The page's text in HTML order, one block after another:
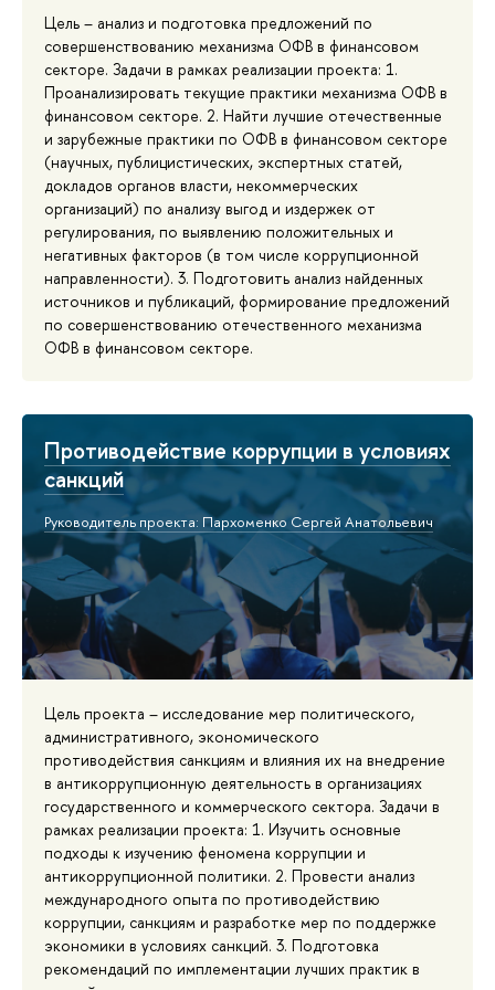
Цель – анализ и подготовка предложений по
совершенствованию механизма ОФВ в финансовом
секторе. Задачи в рамках реализации проекта: 1.
Проанализировать текущие практики механизма ОФВ в
финансовом секторе. 2. Найти лучшие отечественные
и зарубежные практики по ОФВ в финансовом секторе
(научных, публицистических, экспертных статей,
докладов органов власти, некоммерческих
организаций) по анализу выгод и издержек от
регулирования, по выявлению положительных и
негативных факторов (в том числе коррупционной
направленности). 3. Подготовить анализ найденных
источников и публикаций, формирование предложений
по совершенствованию отечественного механизма
ОФВ в финансовом секторе.
Противодействие коррупции в условиях
санкций
Руководитель проекта: Пархоменко Сергей Анатольевич
Цель проекта – исследование мер политического,
административного, экономического
противодействия санкциям и влияния их на внедрение
в антикоррупционную деятельность в организациях
государственного и коммерческого сектора. Задачи в
рамках реализации проекта: 1. Изучить основные
подходы к изучению феномена коррупции и
антикоррупционной политики. 2. Провести анализ
международного опыта по противодействию
коррупции, санкциям и разработке мер по поддержке
экономики в условиях санкций. 3. Подготовка
рекомендаций по имплементации лучших практик в